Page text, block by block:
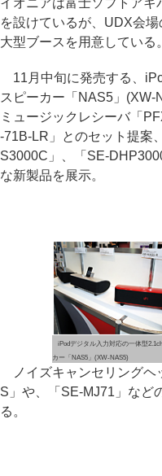
イオニアは富士ソフトアキ
を設けているが、UDX会
大型ブースを用意している。
11月中旬に発売する、
スピーカー「NAS5」(XW-
ミュージックレシーバ「
-71B-LR」とのセット提案
S3000C」、「SE-
な新製品を展示。
iPodデジタル入力対応の一体型
カー「NAS5」(XW-NAS5)
ノイズキャンセリングヘ
S」や、「SE-MJ71」など
る。